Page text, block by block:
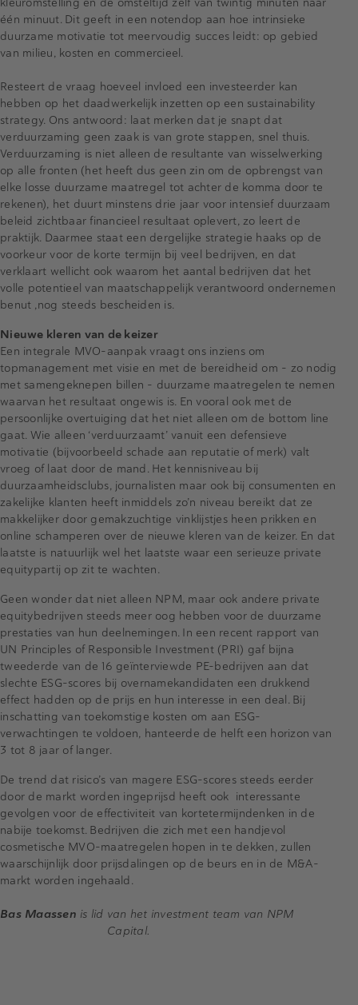
één minuut. Dit geeft in een notendop aan hoe intrinsieke
duurzame motivatie tot meervoudig succes leidt: op gebied
van milieu, kosten en commercieel.
Resteert de vraag hoeveel invloed een investeerder kan
hebben op het daadwerkelijk inzetten op een sustainability
strategy. Ons antwoord: laat merken dat je snapt dat
verduurzaming geen zaak is van grote stappen, snel thuis.
Verduurzaming is niet alleen de resultante van wisselwerking
op alle fronten (het heeft dus geen zin om de opbrengst van
elke losse duurzame maatregel tot achter de komma door te
rekenen), het duurt minstens drie jaar voor intensief duurzaam
beleid zichtbaar financieel resultaat oplevert, zo leert de
praktijk. Daarmee staat een dergelijke strategie haaks op de
voorkeur voor de korte termijn bij veel bedrijven, en dat
verklaart wellicht ook waarom het aantal bedrijven dat het
volle potentieel van maatschappelijk verantwoord ondernemen
benut ,nog steeds bescheiden is.
Nieuwe kleren van de keizer
Een integrale MVO-aanpak vraagt ons inziens om
topmanagement met visie en met de bereidheid om – zo nodig
met samengeknepen billen - duurzame maatregelen te nemen
waarvan het resultaat ongewis is. En vooral ook met de
persoonlijke overtuiging dat het niet alleen om de bottom line
gaat. Wie alleen ‘verduurzaamt’ vanuit een defensieve
motivatie (bijvoorbeeld schade aan reputatie of merk) valt
vroeg of laat door de mand. Het kennisniveau bij
duurzaamheidsclubs, journalisten maar ook bij consumenten en
zakelijke klanten heeft inmiddels zo’n niveau bereikt dat ze
makkelijker door gemakzuchtige vinklijstjes heen prikken en
online schamperen over de nieuwe kleren van de keizer. En dat
laatste is natuurlijk wel het laatste waar een serieuze private
equitypartij op zit te wachten.
Geen wonder dat niet alleen NPM, maar ook andere private
equitybedrijven steeds meer oog hebben voor de duurzame
prestaties van hun deelnemingen. In een recent rapport van
UN Principles of Responsible Investment (PRI) gaf bijna
tweederde van de 16 geïnterviewde PE-bedrijven aan dat
slechte ESG-scores bij overnamekandidaten een drukkend
effect hadden op de prijs en hun interesse in een deal. Bij
inschatting van toekomstige kosten om aan ESG-
verwachtingen te voldoen, hanteerde de helft een horizon van
3 tot 8 jaar of langer.
De trend dat risico’s van magere ESG-scores steeds eerder
door de markt worden ingeprijsd heeft ook interessante
gevolgen voor de effectiviteit van kortetermijndenken in de
nabije toekomst. Bedrijven die zich met een handjevol
cosmetische MVO-maatregelen hopen in te dekken, zullen
waarschijnlijk door prijsdalingen op de beurs en in de M&A-
markt worden ingehaald.
Bas Maassen is lid van het investment team van NPM
Capital.